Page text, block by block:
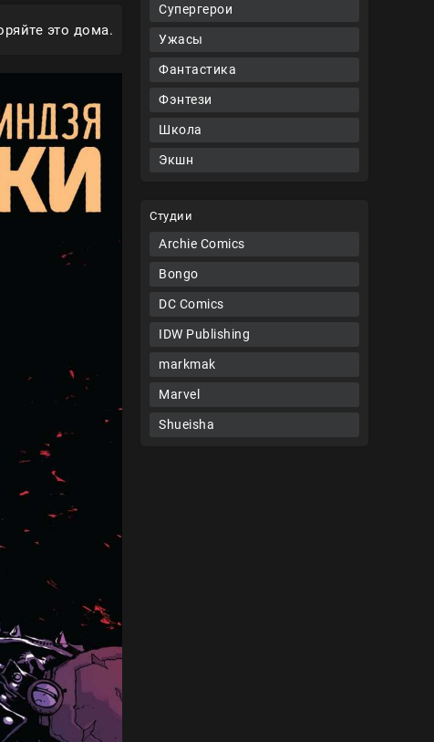
Супергерои
Ужасы
Фантастика
Фэнтези
Школа
Экшн
Студии
Archie Comics
Bongo
DC Comics
IDW Publishing
markmak
Marvel
Shueisha
это дома.